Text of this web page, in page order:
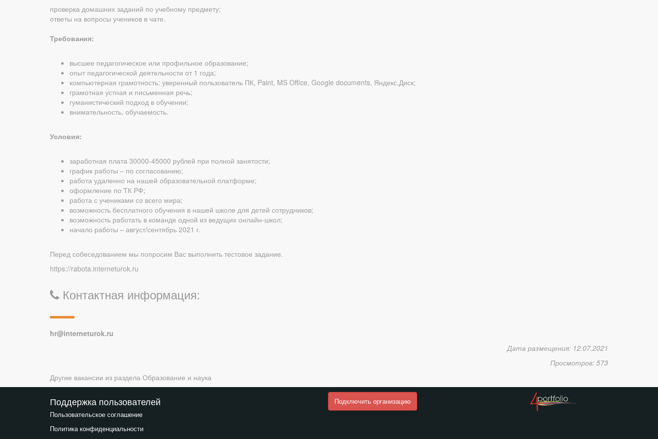
проверка домашних заданий по учебному предмету;
ответы на вопросы учеников в чате.
Требования:
высшее педагогическое или профильное образование;
опыт педагогической деятельности от 1 года;
компьютерная грамотность: уверенный пользователь ПК, Paint, MS Office, Google documents, Яндекс.Диск;
грамотная устная и письменная речь;
гуманистический подход в обучении;
внимательность, обучаемость.
Условия:
заработная плата 30000-45000 рублей при полной занятости;
график работы – по согласованию;
работа удаленно на нашей образовательной платформе;
оформление по ТК РФ;
работа с учениками со всего мира;
возможность бесплатного обучения в нашей школе для детей сотрудников;
возможность работать в команде одной из ведущих онлайн-школ;
начало работы – август/сентябрь 2021 г.
Перед собеседованием мы попросим Вас выполнить тестовое задание.
https://rabota.interneturok.ru
Контактная информация:
hr@interneturok.ru
Дата размещения: 12.07.2021
Просмотров: 573
Другие вакансии из раздела Образование и наука
Поддержка пользователей
Пользовательское соглашение
Политика конфиденциальности
Подключить организацию